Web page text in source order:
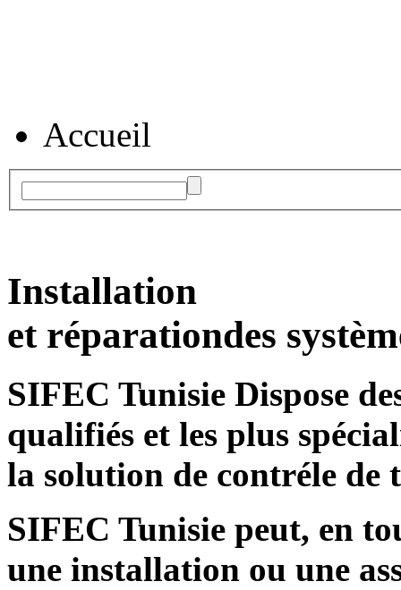
Accueil
Installation
et réparationdes
SIFEC Tunisie Dispose
qualifiés et les plus
la solution de contréle de
SIFEC Tunisie peut, en
une installation ou une